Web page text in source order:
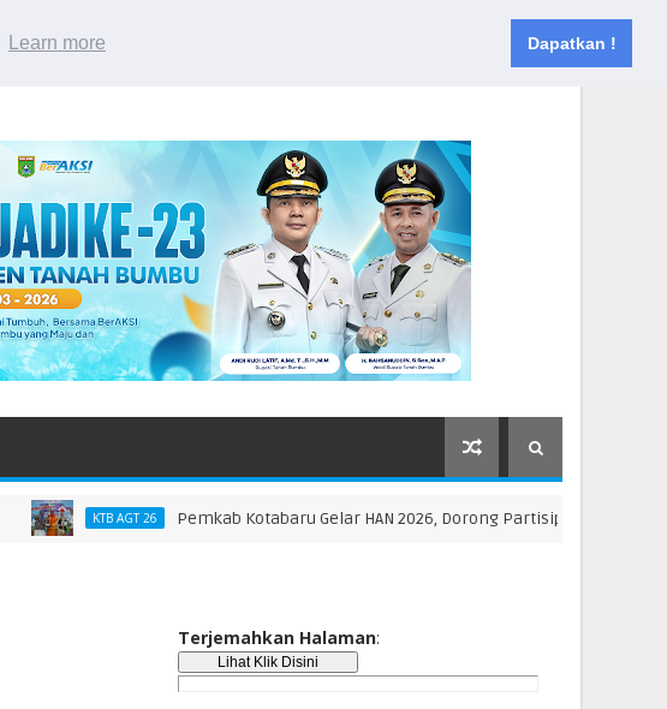
Learn more Dapatkan !
Kontak
KTB AGT 26 Pemkab Kotabaru Gelar HAN 2026, Dorong Partisipasi dan Kreativitas
Terjemahkan Halaman: